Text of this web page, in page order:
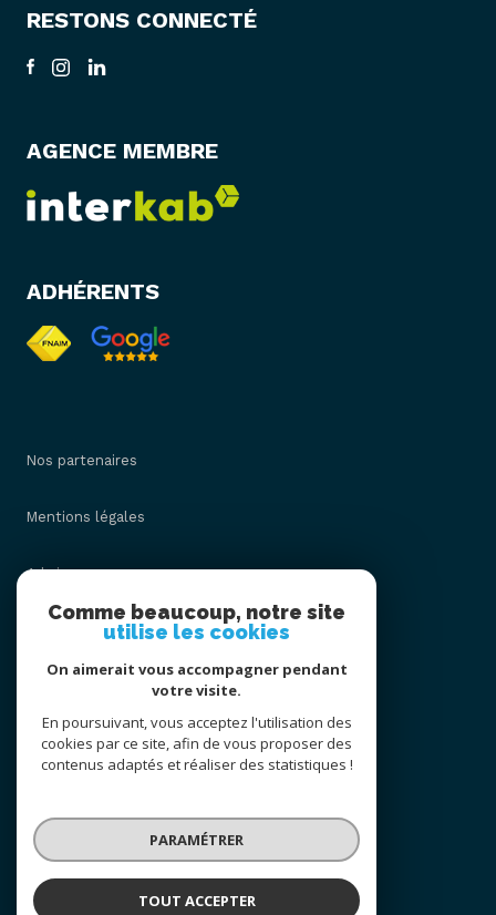
RESTONS CONNECTÉ
AGENCE MEMBRE
ADHÉRENTS
Nos partenaires
Mentions légales
Admin
Nos honoraires
Cookies
© 2026 | Tous droits réservés
Réalisé par
Comme beaucoup, notre site
utilise les cookies
On aimerait vous accompagner pendant
votre visite.
En poursuivant, vous acceptez l'utilisation des
cookies par ce site, afin de vous proposer des
contenus adaptés et réaliser des statistiques !
PARAMÉTRER
TOUT ACCEPTER